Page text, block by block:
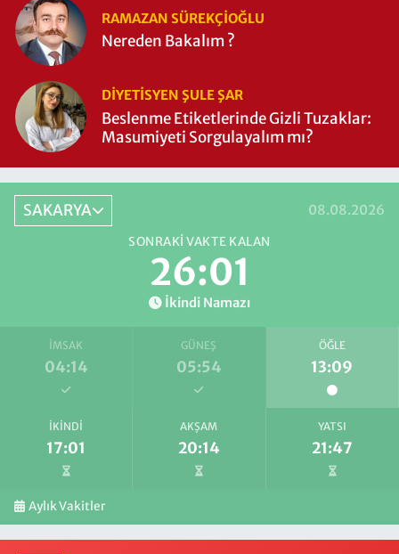
RAMAZAN SÜREKÇIOĞLU
Nereden Bakalım ?
DIYETISYEN ŞULE ŞAR
Beslenme Etiketlerinde Gizli Tuzaklar:
Masumiyeti Sorgulayalım mı?
SAKARYA 08.08.2026
SONRAKI VAKTE KALAN
26:00
İkindi Namazı
İMSAK
04:14
GÜNEŞ
05:54
ÖĞLE
13:09
İKINDI
17:01
AKŞAM
20:14
YATSI
21:47
Aylık Vakitler